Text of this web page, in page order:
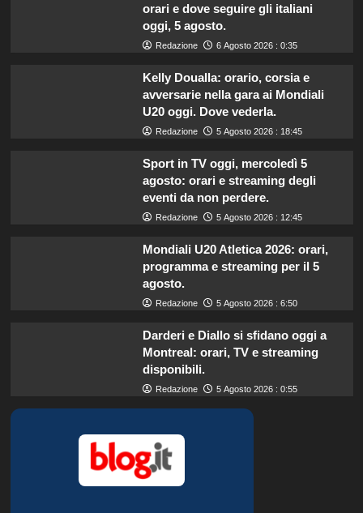
orari e dove seguire gli italiani
oggi, 5 agosto.
Redazione 6 Agosto 2026 : 0:35
Kelly Doualla: orario, corsia e
avversarie nella gara ai Mondiali
U20 oggi. Dove vederla.
Redazione 5 Agosto 2026 : 18:45
Sport in TV oggi, mercoledì 5
agosto: orari e streaming degli
eventi da non perdere.
Redazione 5 Agosto 2026 : 12:45
Mondiali U20 Atletica 2026: orari,
programma e streaming per il 5
agosto.
Redazione 5 Agosto 2026 : 6:50
Darderi e Diallo si sfidano oggi a
Montreal: orari, TV e streaming
disponibili.
Redazione 5 Agosto 2026 : 0:55